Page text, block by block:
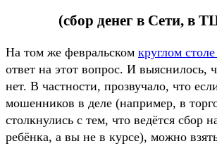
(сбор денег в Сети, в
На том же февральском круглом столе
ответ на этот вопрос. И выяснилось,
нет. В частности, прозвучало, что
мошенников в деле (например, в
столкнулись с тем, что ведётся сбор
ребёнка, а вы не в курсе), можно